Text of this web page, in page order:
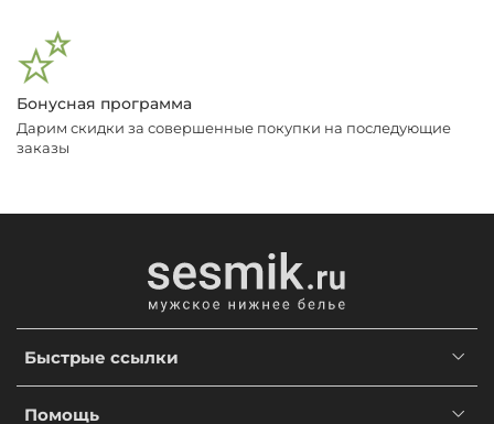
Бонусная программа
Дарим скидки за совершенные покупки на последующие
заказы
Быстрые ссылки
Помощь